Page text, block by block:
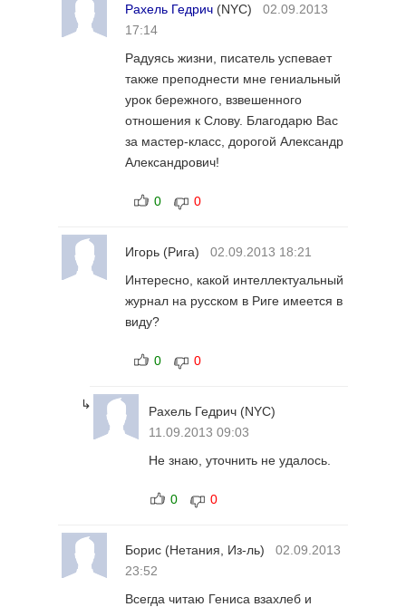
Рахель Гедрич (NYC) 02.09.2013
17:14
Радуясь жизни, писатель успевает
также преподнести мне гениальный
урок бережного, взвешенного
отношения к Слову. Благодарю Вас
за мастер-класс, дорогой Александр
Александрович!
0 0
Игорь (Рига) 02.09.2013 18:21
Интересно, какой интеллектуальный
журнал на русском в Риге имеется в
виду?
0 0
↳ Рахель Гедрич (NYC)
11.09.2013 09:03
Не знаю, уточнить не удалось.
0 0
Борис (Нетания, Из-ль) 02.09.2013
23:52
Всегда читаю Гениса взахлеб и